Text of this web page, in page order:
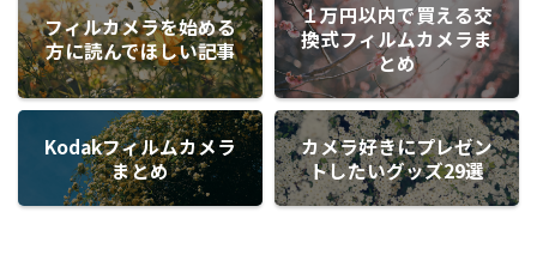
フィルカメラを始める
方に読んでほしい記事
１万円以内で買える交
換式フィルムカメラま
とめ
Kodakフィルムカメラ
まとめ
カメラ好きにプレゼン
トしたいグッズ29選